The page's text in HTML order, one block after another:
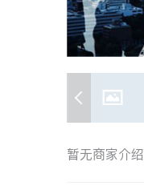
暂无商家介绍